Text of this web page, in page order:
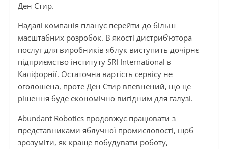
Ден Стир.
Надалі компанія планує перейти до більш
масштабних розробок. В якості дистриб’ютора
послуг для виробників яблук виступить дочірнє
підприємство інституту SRI International в
Каліфорнії. Остаточна вартість сервісу не
оголошена, проте Ден Стир впевнений, що це
рішення буде економічно вигідним для галузі.
Abundant Robotics продовжує працювати з
представниками яблучної промисловості, щоб
зрозуміти, як краще побудувати роботу,